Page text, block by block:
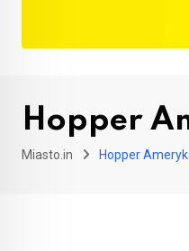
Hopper
Miasto.in Hopper